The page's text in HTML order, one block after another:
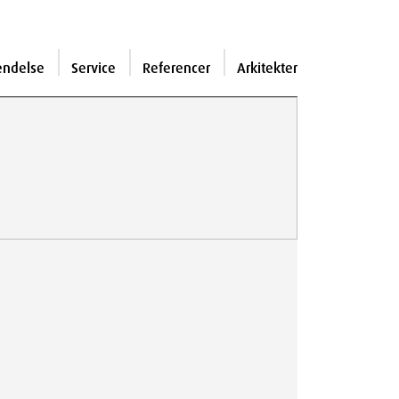
Service Referencer Arkitekter